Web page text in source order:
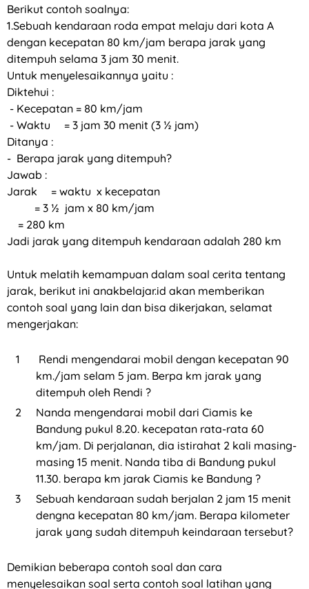
Berikut contoh soalnya:
1.Sebuah kendaraan roda empat melaju dari kota A
dengan kecepatan 80 km/jam berapa jarak yang
ditempuh selama 3 jam 30 menit.
Untuk menyelesaikannya yaitu :
Diktehui :
- Kecepatan = 80 km/jam
- Waktu = 3 jam 30 menit (3 ½ jam)
Ditanya :
- Berapa jarak yang ditempuh?
Jawab :
Jarak = waktu x kecepatan
= 3 ½ jam x 80 km/jam
= 280 km
Jadi jarak yang ditempuh kendaraan adalah 280 km
Untuk melatih kemampuan dalam soal cerita tentang
jarak, berikut ini anakbelajar.id akan memberikan
contoh soal yang lain dan bisa dikerjakan, selamat
mengerjakan:
Rendi mengendarai mobil dengan kecepatan 90
km./jam selam 5 jam. Berpa km jarak yang
ditempuh oleh Rendi ?
Nanda mengendarai mobil dari Ciamis ke
Bandung pukul 8.20. kecepatan rata-rata 60
km/jam. Di perjalanan, dia istirahat 2 kali masing-
masing 15 menit. Nanda tiba di Bandung pukul
11.30. berapa km jarak Ciamis ke Bandung ?
Sebuah kendaraan sudah berjalan 2 jam 15 menit
dengna kecepatan 80 km/jam. Berapa kilometer
jarak yang sudah ditempuh keindaraan tersebut?
Demikian beberapa contoh soal dan cara
menyelesaikan soal serta contoh soal latihan yang